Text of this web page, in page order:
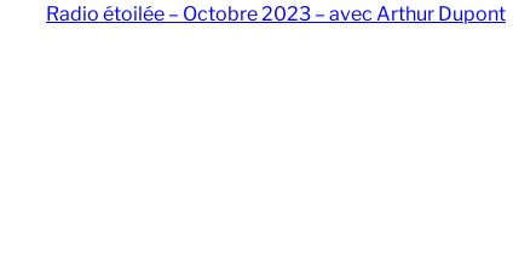
Radio étoilée – Octobre 2023 – avec Arthur Dupont